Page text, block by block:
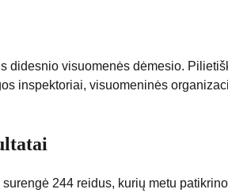
didesnio visuomenės dėmesio.
inspektoriai, visuomeninės
244 reidus, kurių metu